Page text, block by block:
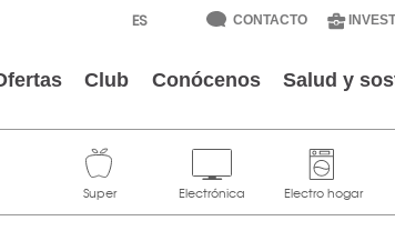
CONTACTO
Club Conócenos Salud y